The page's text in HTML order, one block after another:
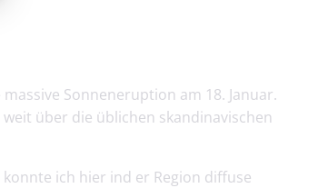
Sonneneruption am 18. Januar.
über die üblichen skandinavischen
ich hier ind er Region diffuse